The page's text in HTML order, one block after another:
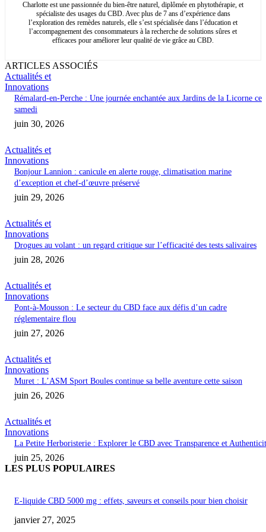
Charlotte est une passionnée du bien-être naturel, diplômée en phytothérapie, et
spécialiste des usages du CBD. Avec plus de 7 ans d’expérience dans
l’exploration des remèdes naturels, elle s’est spécialisée dans l’éducation et
l’accompagnement des consommateurs à la recherche de solutions sûres et
efficaces pour améliorer leur qualité de vie grâce au CBD.
ARTICLES ASSOCIÉS
Actualités et
Innovations
Rémalard-en-Perche : Une journée enchantée aux Jardins de la Licorne ce
samedi
juin 30, 2026
Actualités et
Innovations
Bonjour Lannion : canicule en alerte rouge, climatisation marine
d’exception et chef-d’œuvre préservé
juin 29, 2026
Actualités et
Innovations
Drogues au volant : un regard critique sur l’efficacité des tests salivaires
juin 28, 2026
Actualités et
Innovations
Pont-à-Mousson : Le secteur du CBD face aux défis d’un cadre
réglementaire flou
juin 27, 2026
Actualités et
Innovations
Muret : L’ASM Sport Boules continue sa belle aventure cette saison
juin 26, 2026
Actualités et
Innovations
La Petite Herboristerie : Explorer le CBD avec Transparence et
juin 25, 2026
LES PLUS POPULAIRES
E-liquide CBD 5000 mg : effets, saveurs et conseils pour bien choisir
janvier 27, 2025